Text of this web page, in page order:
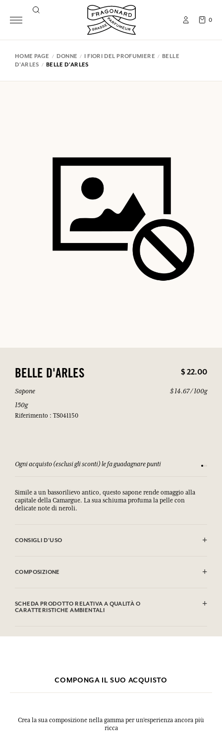
0
HOME PAGE DONNE I FIORI DEL PROFUMIERE
BELLE
D'ARLES
BELLE D'ARLES
BELLE D'ARLES $ 22.00
Sapone
150g
Riferimento : TS041150
$ 14.67 / 100g
Ogni acquisto (esclusi gli sconti) le fa guadagnare punti
Simile a un bassorilievo antico, questo sapone rende omaggio alla
capitale della Camargue. La sua schiuma profuma la pelle con
delicate note di neroli.
CONSIGLI D'USO
GLI OCCHI SCIACQUARE ACCURATAMENTE.
COMPOSIZIONE
(Fragrance), CI 77891 (Titanium Dioxide), Palm Kernel Acid,
Glycerin, Sodium Chloride, Tetrasodium Etidronate, Linalool,
SCHEDA PRODOTTO RELATIVA A QUALITÀ O
CARATTERISTICHE AMBIENTALI
Si prega di consultare le qualità o le caratteristiche ambientali
COMPONGA IL SUO ACQUISTO
Crea la sua composizione nella gamma per un’esperienza ancora più
ricca